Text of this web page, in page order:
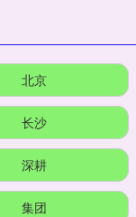
北京
长沙
深耕
集团